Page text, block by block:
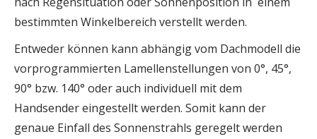
bestimmten Winkelbereich verstellt werden.
Entweder können kann abhängig vom Dachmodell die
vorprogrammierten Lamellenstellungen von 0°, 45°,
90° bzw. 140° oder auch individuell mit dem
Handsender eingestellt werden. Somit kann der
genaue Einfall des Sonnenstrahls geregelt werden